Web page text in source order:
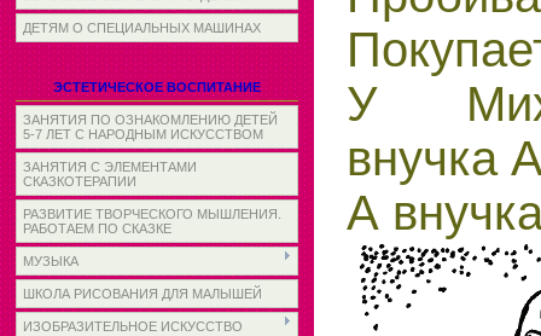
ДЕТЯМ О СПЕЦИАЛЬНЫХ МАШИНАХ
ЭСТЕТИЧЕСКОЕ ВОСПИТАНИЕ
ЗАНЯТИЯ ПО ОЗНАКОМЛЕНИЮ ДЕТЕЙ
5-7 ЛЕТ С НАРОДНЫМ ИСКУССТВОМ
ЗАНЯТИЯ С ЭЛЕМЕНТАМИ
СКАЗКОТЕРАПИИ
РАЗВИТИЕ ТВОРЧЕСКОГО МЫШЛЕНИЯ.
РАБОТАЕМ ПО СКАЗКЕ
МУЗЫКА
ШКОЛА РИСОВАНИЯ ДЛЯ МАЛЫШЕЙ
ИЗОБРАЗИТЕЛЬНОЕ ИСКУССТВО
У
внучка
А